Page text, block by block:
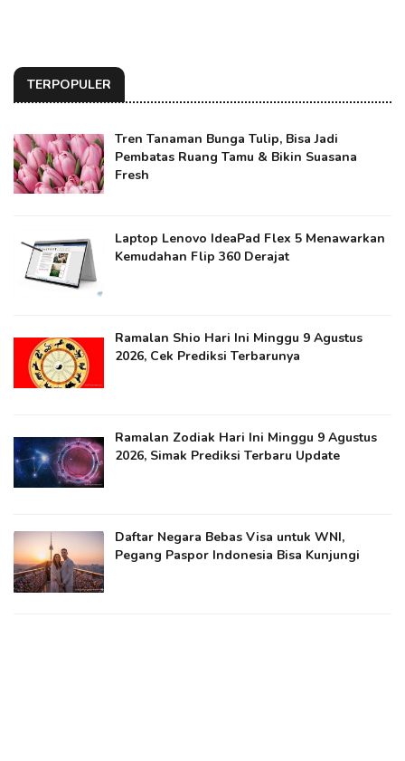
TERPOPULER
Tren Tanaman Bunga Tulip, Bisa Jadi
Pembatas Ruang Tamu & Bikin Suasana
Fresh
Laptop Lenovo IdeaPad Flex 5 Menawarkan
Kemudahan Flip 360 Derajat
Ramalan Shio Hari Ini Minggu 9 Agustus
2026, Cek Prediksi Terbarunya
Ramalan Zodiak Hari Ini Minggu 9 Agustus
2026, Simak Prediksi Terbaru Update
Daftar Negara Bebas Visa untuk WNI,
Pegang Paspor Indonesia Bisa Kunjungi